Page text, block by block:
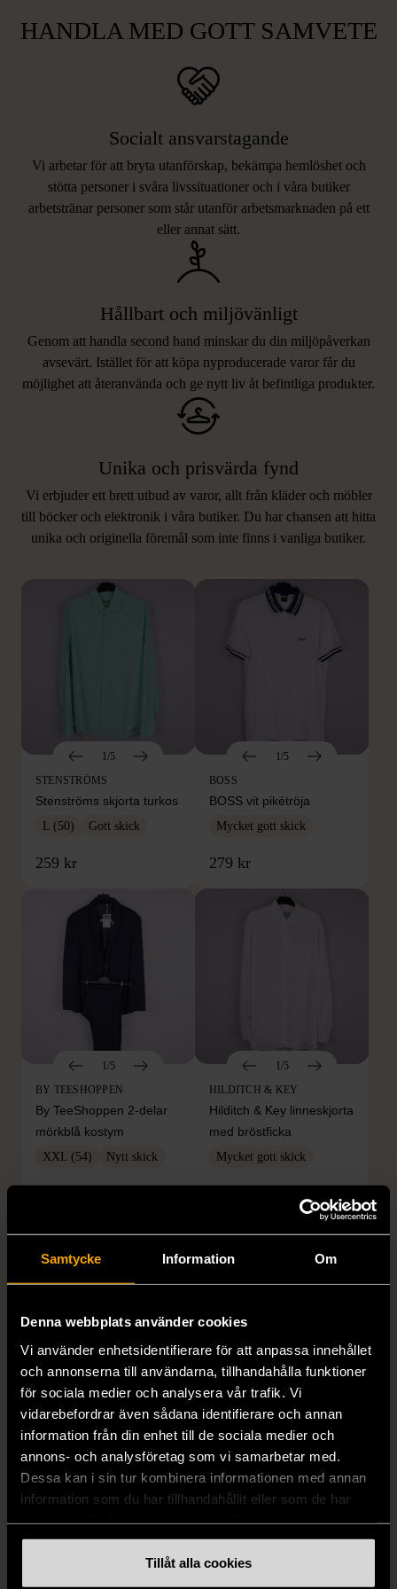
Samtycke Information Om
Denna webbplats använder cookies
Vi använder enhetsidentifierare för att anpassa innehållet
och annonserna till användarna, tillhandahålla funktioner
för sociala medier och analysera vår trafik. Vi
vidarebefordrar även sådana identifierare och annan
information från din enhet till de sociala medier och
annons- och analysföretag som vi samarbetar med.
Dessa kan i sin tur kombinera informationen med annan
information som du har tillhandahållit eller som de har
Tillåt alla cookies
HANDLA MED GOTT SAMVETE
Socialt ansvarstagande
Vi arbetar för att bryta utanförskap, bekämpa hemlöshet och
stötta personer i svåra livssituationer och i våra butiker
arbetstränar personer som står utanför arbetsmarknaden på ett
eller annat sätt.
Hållbart och miljövänligt
Genom att handla second hand minskar du din miljöpåverkan
avsevärt. Istället för att köpa nyproducerade varor får du
möjlighet att återanvända och ge nytt liv åt befintliga produkter.
Unika och prisvärda fynd
Vi erbjuder ett brett utbud av varor, allt från kläder och möbler
till böcker och elektronik i våra butiker. Du har chansen att hitta
unika och originella föremål som inte finns i vanliga butiker.
LIKNANDE PRODUKTER
Hitta produkter som påminner om denna
1/5
STENSTRÖMS
Stenströms skjorta turkos
L (50) Gott skick
259 kr
1/5
BOSS
BOSS vit pikétröja
Mycket gott skick
279 kr
1/5
BY TEESHOPPEN
By TeeShoppen 2-delar
mörkblå kostym
XXL (54) Nytt skick
1/5
HILDITCH & KEY
Hilditch & Key linneskjorta
med bröstficka
Mycket gott skick
1/5
DRESSMANN
Dressmann -
Kostymbyxor med
pressveck
Gott skick
159 kr
1/5
BONDELID
Bondelid - Randig skjorta
- Blå vit
XL (52)